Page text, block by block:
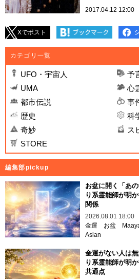
2017.04.12 12:00
Xでポスト
カテゴリ一覧
UFO・宇宙人
予
UMA
心
都市伝説
事
歴史
科
奇妙
ス
STORE
編集部pickup
お盆に開く「あ
り系霊能師が明
関係
2026.08.01 18:00
金運
お盆
Aslan
金運がない人は
り系霊能師が明
共通点